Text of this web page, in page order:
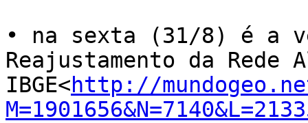
• na sexta (31/8) é a
Reajustamento da
IBGE<http://